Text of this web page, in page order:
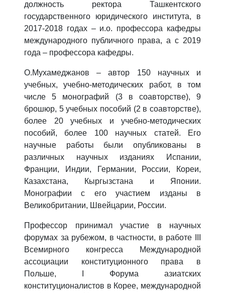
должность ректора Ташкентского
государственного юридического института, в
2017-2018 годах – и.о. профессора кафедры
международного публичного права, а с 2019
года – профессора кафедры.
О.Мухамеджанов – автор 150 научных и
учебных, учебно-методических работ, в том
числе 5 монографий (3 в соавторстве), 9
брошюр, 5 учебных пособий (2 в соавторстве),
более 20 учебных и учебно-методических
пособий, более 100 научных статей. Его
научные работы были опубликованы в
различных научных изданиях Испании,
Франции, Индии, Германии, России, Кореи,
Казахстана, Кыргызстана и Японии.
Монографии с его участием изданы в
Великобритании, Швейцарии, России.
Профессор принимал участие в научных
форумах за рубежом, в частности, в работе III
Всемирного конгресса Международной
ассоциации конституционного права в
Польше, I Форума азиатских
конституционалистов в Корее, международной